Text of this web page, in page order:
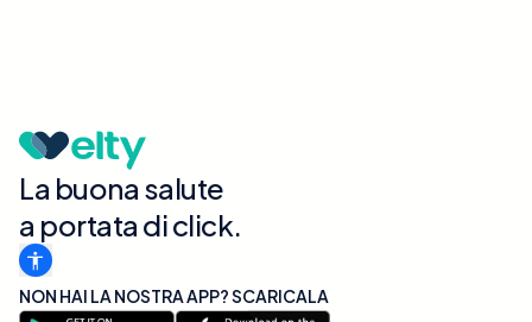
La buona salute
a portata di click.
NON HAI LA NOSTRA APP? SCARICALA